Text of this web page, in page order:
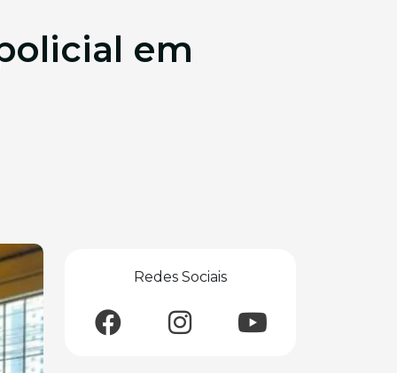
em
Redes Sociais